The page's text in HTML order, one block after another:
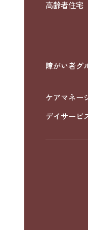
高齢者住宅
障がい者グ
ケアマネー
デイサービ